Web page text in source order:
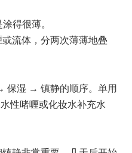
得很薄。
流体，分两次薄薄地叠
保湿 → 镇静的顺序。单用
性啫喱或化妆水补充水